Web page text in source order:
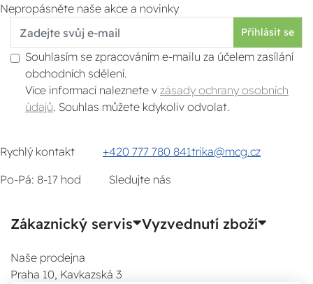
Nepropásněte naše akce a novinky
Přihlásit se
Souhlasím se zpracováním e-mailu za účelem zasílání
obchodních sdělení.
Více informací naleznete v zásady ochrany osobních
údajů . Souhlas můžete kdykoliv odvolat.
Rychlý kontakt +420 777 780 841trika@mcg.cz
Po-Pá: 8-17 hod
Sledujte nás
Zákaznický servis Vyzvednutí zboží
Naše prodejna
Praha 10, Kavkazská 3